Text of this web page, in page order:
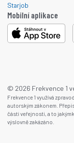
Starjob
Mobilní aplikace
© 2026 Frekvence 1
Frekvence 1 využívá
autorským zákonem.
části veřejnosti, a to
výslovně zakázáno.